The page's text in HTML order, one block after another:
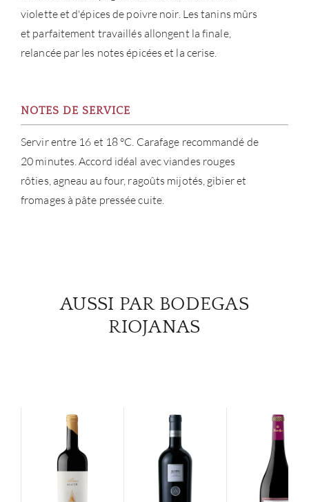
violette et d'épices de poivre noir. Les tanins mûrs
et parfaitement travaillés allongent la finale,
relancée par les notes épicées et la cerise.
NOTES DE SERVICE
Servir entre 16 et 18 °C. Carafage recommandé de
20 minutes. Accord idéal avec viandes rouges
rôties, agneau au four, ragoûts mijotés, gibier et
fromages à pâte pressée cuite.
AUSSI PAR BODEGAS
RIOJANAS